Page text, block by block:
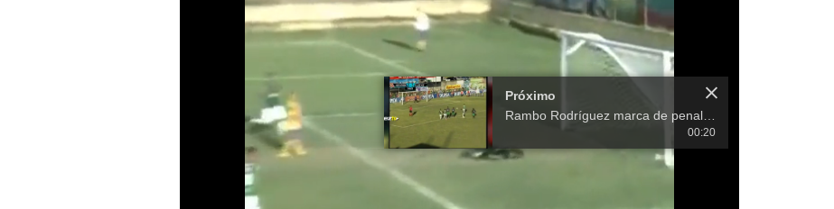
Próximo
Rambo Rodríguez marca de penal y tiene ganando al Marathón frente a Platense
00:20